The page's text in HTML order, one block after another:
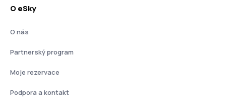
O eSky
O nás
Partnerský program
Moje rezervace
Podpora a kontakt